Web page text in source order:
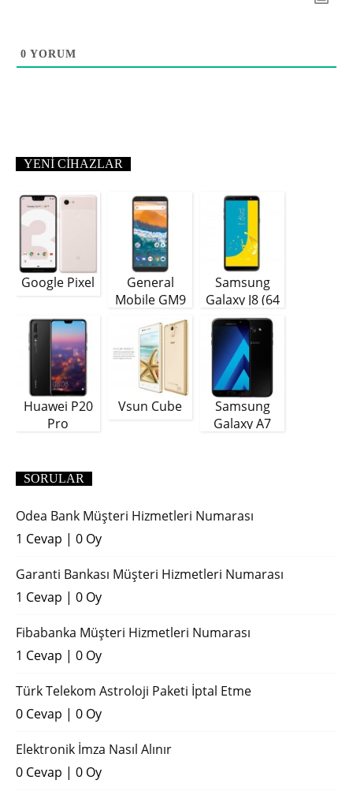
0 YORUM
YENI CIHAZLAR
Google Pixel
General
Mobile GM9
Samsung
Galaxy J8 (64
GB)
Huawei P20
Pro
Vsun Cube
Samsung
Galaxy A7
SORULAR
Odea Bank Müşteri Hizmetleri Numarası
1 Cevap | 0 Oy
Garanti Bankası Müşteri Hizmetleri Numarası
1 Cevap | 0 Oy
Fibabanka Müşteri Hizmetleri Numarası
1 Cevap | 0 Oy
Türk Telekom Astroloji Paketi İptal Etme
0 Cevap | 0 Oy
Elektronik İmza Nasıl Alınır
0 Cevap | 0 Oy